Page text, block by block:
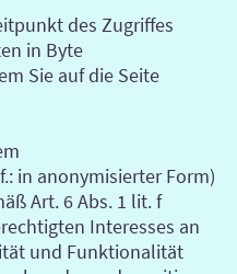
des Zugriffes
in Byte
Sie auf die Seite
in anonymisierter Form)
Art. 6 Abs. 1 lit. f
Interesses an
und Funktionalität